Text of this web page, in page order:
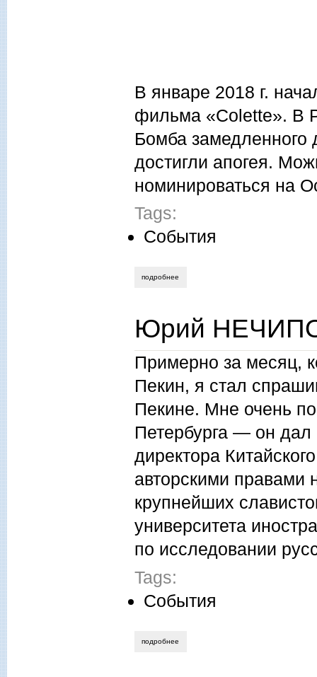
В январе 2018 г.
фильма «Colette». В
Бомба замедленного
достигли апогея.
номинироваться на
Tags:
События
подробнее
Юрий
Примерно за месяц,
Пекин, я стал
Пекине. Мне очень
Петербурга — он дал
директора
авторскими правами
крупнейших
университета
по исследовании
Tags:
События
подробнее